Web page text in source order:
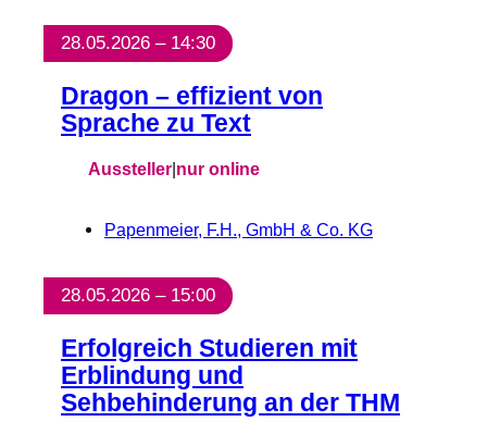
28.05.2026 – 14:30
Dragon – effizient von
Sprache zu Text
Aussteller|nur online
Papenmeier, F.H., GmbH & Co. KG
28.05.2026 – 15:00
Erfolgreich Studieren mit
Erblindung und
Sehbehinderung an der THM